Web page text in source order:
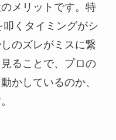
メリットです。特
くタイミングがシ
のズレがミスに繋
ることで、プロの
かしているのか、